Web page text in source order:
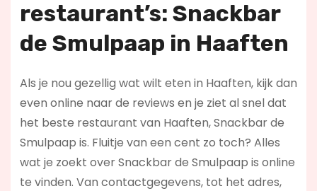
restaurant’s: Snackbar
de Smulpaap in Haaften
Als je nou gezellig wat wilt eten in Haaften, kijk dan
even online naar de reviews en je ziet al snel dat
het beste restaurant van Haaften, Snackbar de
Smulpaap is. Fluitje van een cent zo toch? Alles
wat je zoekt over Snackbar de Smulpaap is online
te vinden. Van contactgegevens, tot het adres,